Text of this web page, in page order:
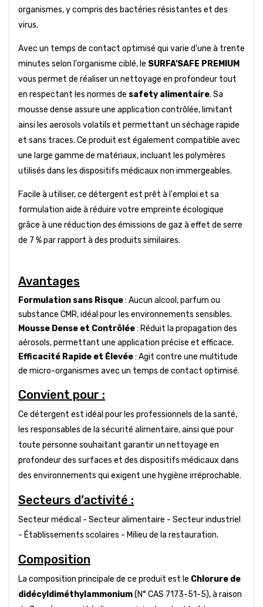
organismes, y compris des bactéries résistantes et des
virus.
Avec un temps de contact optimisé qui varie d'une à trente
minutes selon l'organisme ciblé, le SURFA'SAFE PREMIUM
vous permet de réaliser un nettoyage en profondeur tout
en respectant les normes de safety alimentaire. Sa
mousse dense assure une application contrôlée, limitant
ainsi les aerosols volatils et permettant un séchage rapide
et sans traces. Ce produit est également compatible avec
une large gamme de matériaux, incluant les polymères
utilisés dans les dispositifs médicaux non immergeables.
Facile à utiliser, ce détergent est prêt à l'emploi et sa
formulation aide à réduire votre empreinte écologique
grâce à une réduction des émissions de gaz à effet de serre
de 7 % par rapport à des produits similaires.
Avantages
Formulation sans Risque: Aucun alcool, parfum ou
substance CMR, idéal pour les environnements sensibles.
Mousse Dense et Contrôlée: Réduit la propagation des
aérosols, permettant une application précise et efficace.
Efficacité Rapide et Élevée: Agit contre une multitude
de micro-organismes avec un temps de contact optimisé.
Convient pour :
Ce détergent est idéal pour les professionnels de la santé,
les responsables de la sécurité alimentaire, ainsi que pour
toute personne souhaitant garantir un nettoyage en
profondeur des surfaces et des dispositifs médicaux dans
des environnements qui exigent une hygiène irréprochable.
Secteurs d’activité :
Secteur médical - Secteur alimentaire - Secteur industriel
- Établissements scolaires - Milieu de la restauration.
Composition
La composition principale de ce produit est le Chlorure de
didécyldiméthylammonium(N° CAS 7173-51-5), à raison